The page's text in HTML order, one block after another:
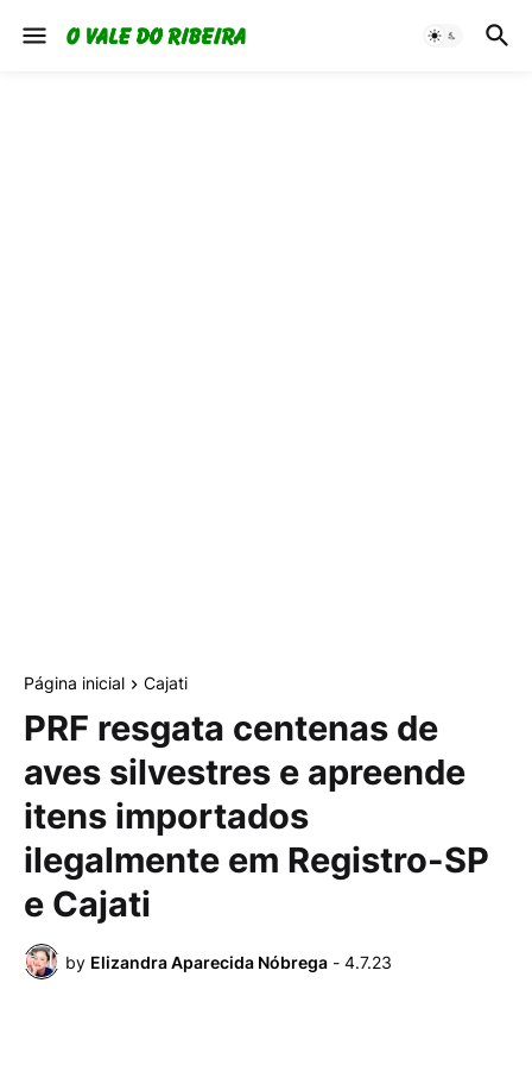
Página inicial Cajati
PRF resgata centenas de
aves silvestres e apreende
itens importados
ilegalmente em Registro-SP
e Cajati
by Elizandra Aparecida Nóbrega - 4.7.23